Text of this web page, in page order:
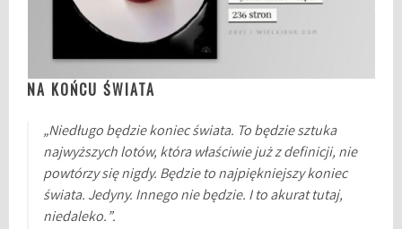
NA KOŃCU ŚWIATA
„Niedługo będzie koniec świata. To będzie sztuka
najwyższych lotów, która właściwie już z definicji, nie
powtórzy się nigdy. Będzie to najpiękniejszy koniec
świata. Jedyny. Innego nie będzie. I to akurat tutaj,
niedaleko.”.